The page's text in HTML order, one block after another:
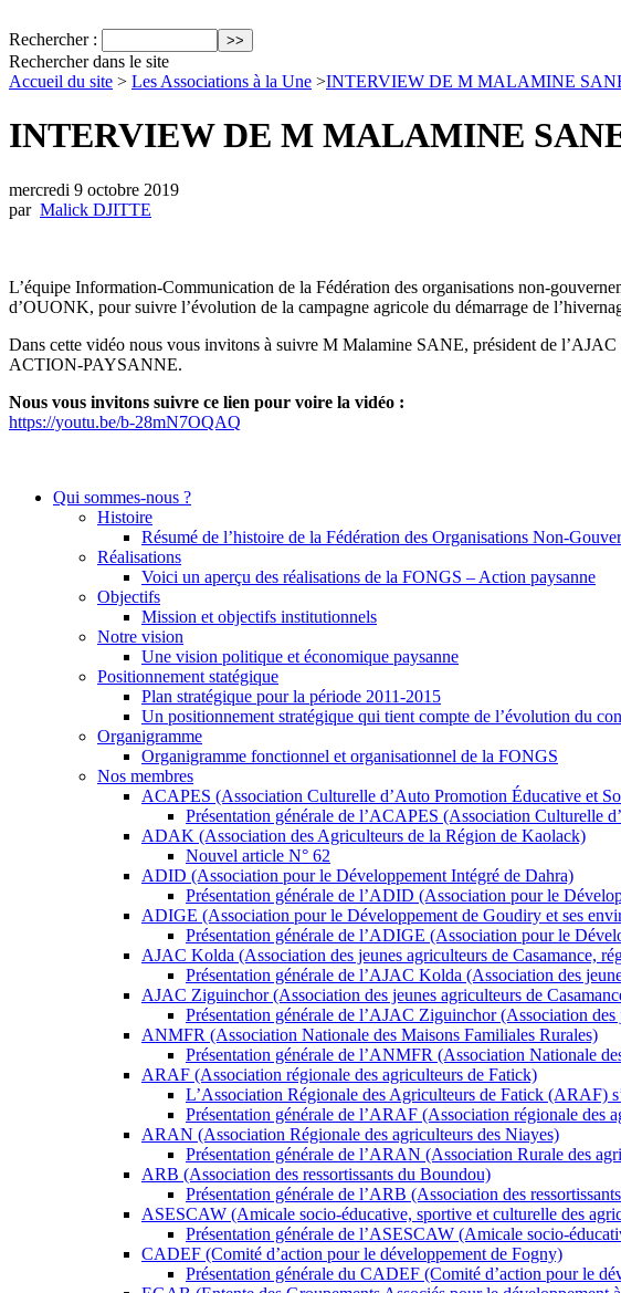
Rechercher :
Rechercher dans le site
Accueil du site > Les Associations à la Une >INTERVIEW DE M MALAMINE
INTERVIEW DE M MALAMINE
mercredi 9 octobre 2019
par Malick DJITTE
L’équipe Information-Communication de la Fédération des organisations non-
d’OUONK, pour suivre l’évolution de la campagne agricole du démarrage de
Dans cette vidéo nous vous invitons à suivre M Malamine SANE, président de
ACTION-PAYSANNE.
Nous vous invitons suivre ce lien pour voire la vidéo :
https://youtu.be/b-28mN7OQAQ
Qui sommes-nous ?
Histoire
Résumé de l’histoire de la Fédération des Organisations Non-
Réalisations
Voici un aperçu des réalisations de la FONGS – Action paysanne
Objectifs
Mission et objectifs institutionnels
Notre vision
Une vision politique et économique paysanne
Positionnement statégique
Plan stratégique pour la période 2011-2015
Un positionnement stratégique qui tient compte de l’évolution du
Organigramme
Organigramme fonctionnel et organisationnel de la FONGS
Nos membres
ACAPES (Association Culturelle d’Auto Promotion Éducative et
Présentation générale de l’ACAPES (Association Culturelle
ADAK (Association des Agriculteurs de la Région de Kaolack)
Nouvel article N° 62
ADID (Association pour le Développement Intégré de Dahra)
Présentation générale de l’ADID (Association pour le
ADIGE (Association pour le Développement de Goudiry et ses
Présentation générale de l’ADIGE (Association pour le
AJAC Kolda (Association des jeunes agriculteurs de Casamance,
Présentation générale de l’AJAC Kolda (Association des
AJAC Ziguinchor (Association des jeunes agriculteurs de
Présentation générale de l’AJAC Ziguinchor (Association
ANMFR (Association Nationale des Maisons Familiales Rurales)
Présentation générale de l’ANMFR (Association Nationale
ARAF (Association régionale des agriculteurs de Fatick)
L’Association Régionale des Agriculteurs de Fatick (ARAF)
Présentation générale de l’ARAF (Association régionale des
ARAN (Association Régionale des agriculteurs des Niayes)
Présentation générale de l’ARAN (Association Rurale des
ARB (Association des ressortissants du Boundou)
Présentation générale de l’ARB (Association des
ASESCAW (Amicale socio-éducative, sportive et culturelle des
Présentation générale de l’ASESCAW (Amicale socio-
CADEF (Comité d’action pour le développement de Fogny)
Présentation générale du CADEF (Comité d’action pour le